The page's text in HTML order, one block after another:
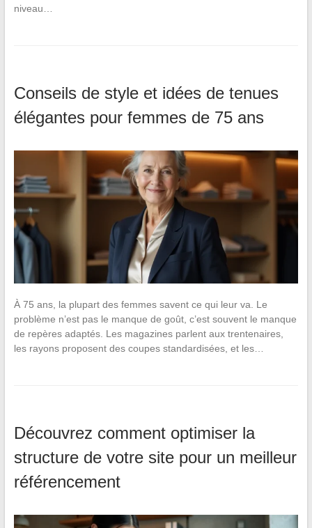
niveau…
Conseils de style et idées de tenues
élégantes pour femmes de 75 ans
À 75 ans, la plupart des femmes savent ce qui leur va. Le
problème n’est pas le manque de goût, c’est souvent le manque
de repères adaptés. Les magazines parlent aux trentenaires,
les rayons proposent des coupes standardisées, et les…
Découvrez comment optimiser la
structure de votre site pour un meilleur
référencement